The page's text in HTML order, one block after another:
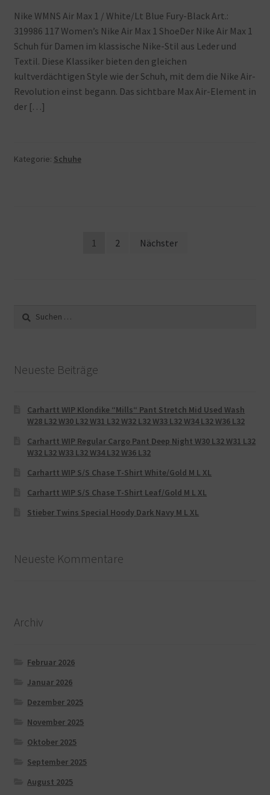
Nike WMNS Air Max 1 / White/Lt Blue Fury-Black Art.:
319986 117 Women’s Nike Air Max 1 ShoeDer Nike Air Max 1
Schuh für Damen im klassische Nike-Stil aus Leder und
Textil. Diese Klassiker bieten den gleichen
kultverdächtigen Style wie der Schuh, mit dem die Nike Air-
Revolution einst begann. Das sichtbare Max Air-Element in
der […]
Kategorie: Schuhe
Beitragsnavigation
1 2 Nächster
Suche
nach:
Neueste Beiträge
Carhartt WIP Klondike “Mills“ Pant Stretch Mid Used Wash
W28 L32 W30 L32 W31 L32 W32 L32 W33 L32 W34 L32 W36 L32
Carhartt WIP Regular Cargo Pant Deep Night W30 L32 W31 L32
W32 L32 W33 L32 W34 L32 W36 L32
Carhartt WIP S/S Chase T-Shirt White/Gold M L XL
Carhartt WIP S/S Chase T-Shirt Leaf/Gold M L XL
Stieber Twins Special Hoody Dark Navy M L XL
Neueste Kommentare
Archiv
Februar 2026
Januar 2026
Dezember 2025
November 2025
Oktober 2025
September 2025
August 2025